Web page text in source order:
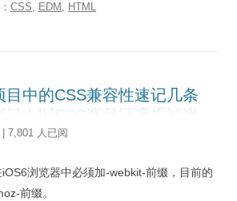
CSS, EDM , HTML
目中的CSS兼容性速记几条
| 7,801 人已阅
浏览器中必须加-webkit-前缀，目前的
前缀。